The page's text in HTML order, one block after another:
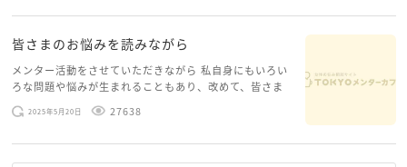
皆さまのお悩みを読みながら
メンター活動をさせていただきながら 私自身にもいろい
ろな問題や悩みが生まれることもあり、改めて、皆さま
のお悩みを読みながら 「みんな、もがいてる。わたし
だけじゃないんだな」と、逆に励まされるような日々で
2025年5月20日 27638